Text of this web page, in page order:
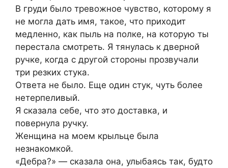
В груди было тревожное чувство, которому я
не могла дать имя, такое, что приходит
медленно, как пыль на полке, на которую ты
перестала смотреть. Я тянулась к дверной
ручке, когда с другой стороны прозвучали
три резких стука.
Ответа не было. Еще один стук, чуть более
нетерпеливый.
Я сказала себе, что это доставка, и
повернула ручку.
Женщина на моем крыльце была
незнакомкой.
«Дебра?» — сказала она, улыбаясь так, будто